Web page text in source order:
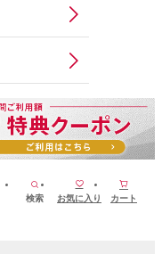
検索 お気に入り カート